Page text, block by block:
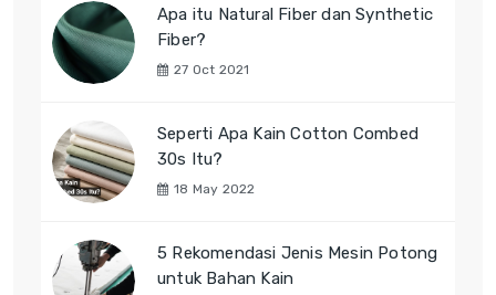
Apa itu Natural Fiber dan Synthetic
Fiber?
27 Oct 2021
Seperti Apa Kain Cotton Combed
30s Itu?
18 May 2022
5 Rekomendasi Jenis Mesin Potong
untuk Bahan Kain